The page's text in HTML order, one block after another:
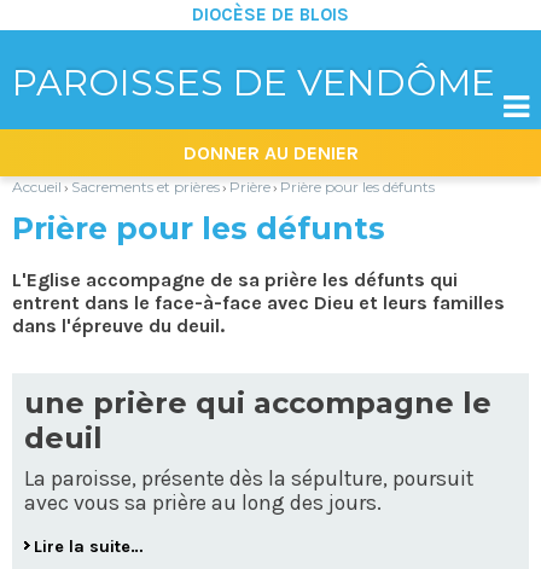
PAROISSES DE VENDÔME
DIOCÈSE DE BLOIS
|
Aller
navigation
DONNER AU DENIER

Accueil › Sacrements et prières› Prière› Prière pour les défunts
Prière pour les défunts
L'Eglise accompagne de sa prière les défunts qui
entrent dans le face-à-face avec Dieu et leurs familles
dans l'épreuve du deuil.
une prière qui accompagne le
deuil
La paroisse, présente dès la sépulture, poursuit
avec vous sa prière au long des jours.
Lire la suite…